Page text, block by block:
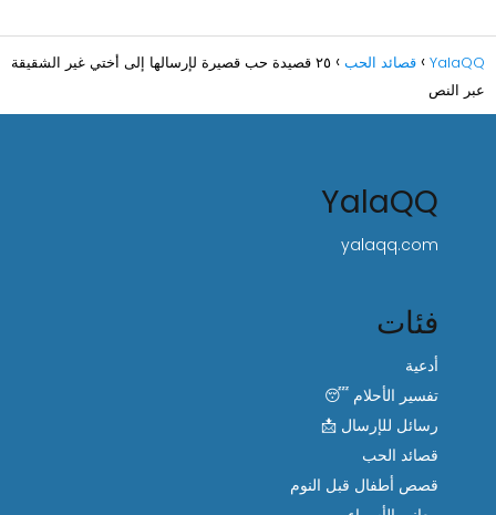
YalaQQ قصائد الحب
٢٥ قصيدة حب قصيرة لإرسالها إلى أختي غير الشقيقة
عبر النص
YalaQQ
yalaqq.com
فئات
أدعية
تفسير الأحلام 😴
رسائل للإرسال 📩
قصائد الحب
قصص أطفال قبل النوم